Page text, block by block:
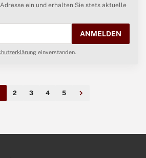
ein und erhalten Sie stets aktuelle
ANMELDEN
einverstanden.
2 3 4 5